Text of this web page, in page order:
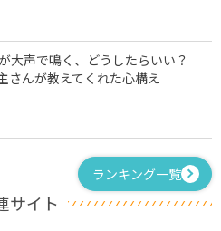
大声で鳴く、どうしたらいい？
さんが教えてくれた心構え
ランキング一覧
サイト